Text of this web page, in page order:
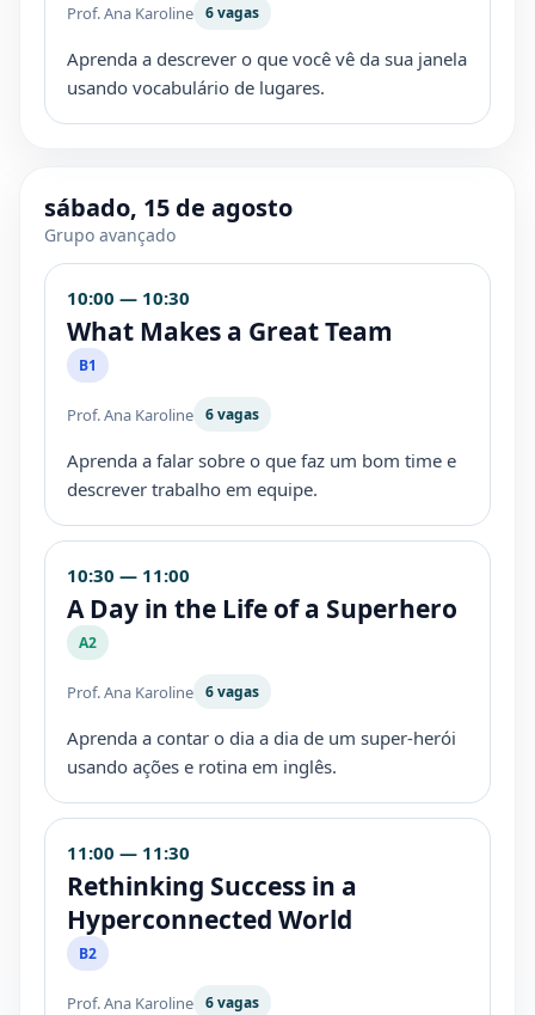
Prof. Ana Karoline 6 vagas
Aprenda a descrever o que você vê da sua janela
usando vocabulário de lugares.
sábado, 15 de agosto
Grupo avançado
10:00 — 10:30
What Makes a Great Team
B1
Prof. Ana Karoline 6 vagas
Aprenda a falar sobre o que faz um bom time e
descrever trabalho em equipe.
10:30 — 11:00
A Day in the Life of a Superhero
A2
Prof. Ana Karoline 6 vagas
Aprenda a contar o dia a dia de um super-herói
usando ações e rotina em inglês.
11:00 — 11:30
Rethinking Success in a
Hyperconnected World
B2
Prof. Ana Karoline 6 vagas